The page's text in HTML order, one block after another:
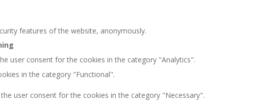
features of the website, anonymously.
user consent for the cookies in the category "Analytics".
in the category "Functional".
user consent for the cookies in the category "Necessary".